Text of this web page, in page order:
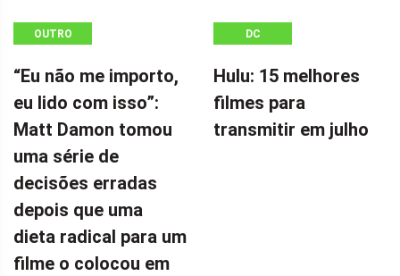
OUTRO
“Eu não me importo,
eu lido com isso”:
Matt Damon tomou
uma série de
decisões erradas
depois que uma
dieta radical para um
filme o colocou em
DC
Hulu: 15 melhores
filmes para
transmitir em julho